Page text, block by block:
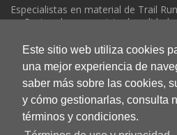
Este sitio web utiliza cookies
una mejor experiencia de
saber más sobre las cookies,
y cómo gestionarlas, consulta
términos y condiciones.
Especialistas en material de Trail
en Portugal y un servicio de calidad.
( +351) 918816191 (Chamada
geral@run.pt
RUN.PT
CATEGORIAS